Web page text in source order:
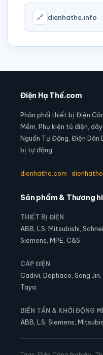
🔗 dienhathe.info
Điện Hạ Thế.com
Phân phối thiết bị Điện
Mềm, Phụ kiện tủ điện,
Nguồn Tự Động, Điện Dân
bị tự động.
dienhathe.com ·
Sản phẩm & Thương
THIẾT BỊ ĐIỆN
ABB, LS, Mitsubishi,
Siemens, MPE, C&S
CÁP ĐIỆN
Cadivi, Daphaco, Sang
Taya
BIẾN TẦN & KHỞI ĐỘNG
ABB, LS, Siemens,